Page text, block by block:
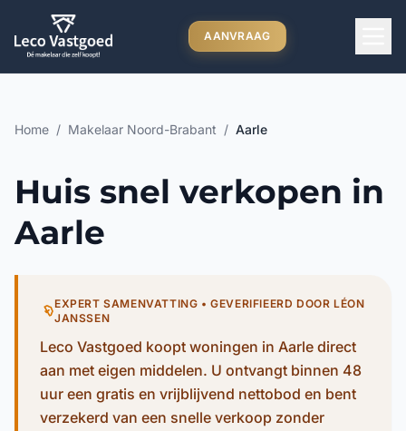
Ga direct naar inhoud
AANVRAAG
Home / Makelaar Noord-Brabant / Aarle
Huis snel verkopen in
Aarle
EXPERT SAMENVATTING • GEVERIFIEERD DOOR LÉON
JANSSEN
Leco Vastgoed koopt woningen in Aarle direct
aan met eigen middelen. U ontvangt binnen 48
uur een gratis en vrijblijvend nettobod en bent
verzekerd van een snelle verkoop zonder